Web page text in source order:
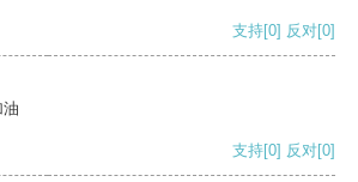
支持[0] 反对[0]
支持[0] 反对[0]